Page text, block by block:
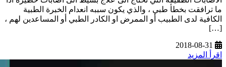
ما ترافقت بخطأ طبي ، والذي يكون سببه انعدام الخبرة الطبية
الكافية لدى الطبيب أو الممرض او الكادر الطبي أو المساعدين لهم ،
[…]
2018-08-31
اقرأ المزيد